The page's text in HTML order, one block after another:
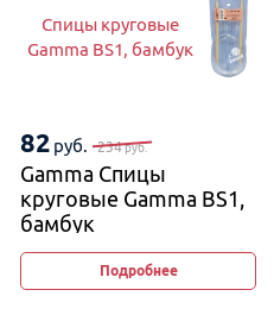
Спицы круговые
Gamma BS1, бамбук
82 руб. 234руб.
Gamma Спицы
круговые Gamma BS1,
бамбук
Подробнее